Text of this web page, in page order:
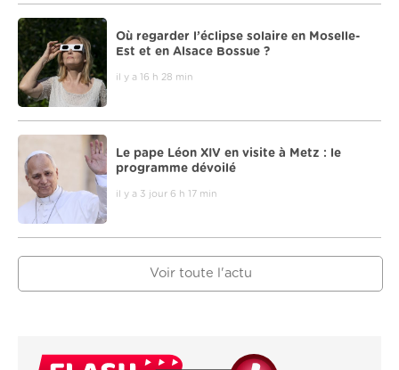
Où regarder l’éclipse solaire en Moselle-
Est et en Alsace Bossue ?
il y a 16 h 28 min
Le pape Léon XIV en visite à Metz : le
programme dévoilé
il y a 3 jour 6 h 17 min
Voir toute l'actu